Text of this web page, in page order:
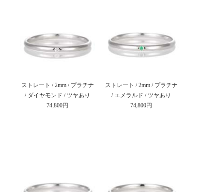
ストレート / 2mm / プラチナ
/ ダイヤモンド / ツヤあり
74,800円
ストレート / 2mm / プラチナ
/ エメラルド / ツヤあり
74,800円